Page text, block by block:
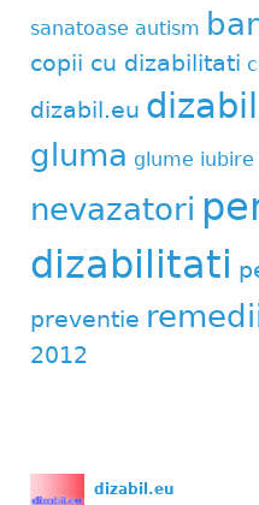
sanatoase autism
copii cu dizabilitati
dizabil.eu
gluma glume iubire
nevazatori
dizabilitati
preventie
2012
dizabil.eu